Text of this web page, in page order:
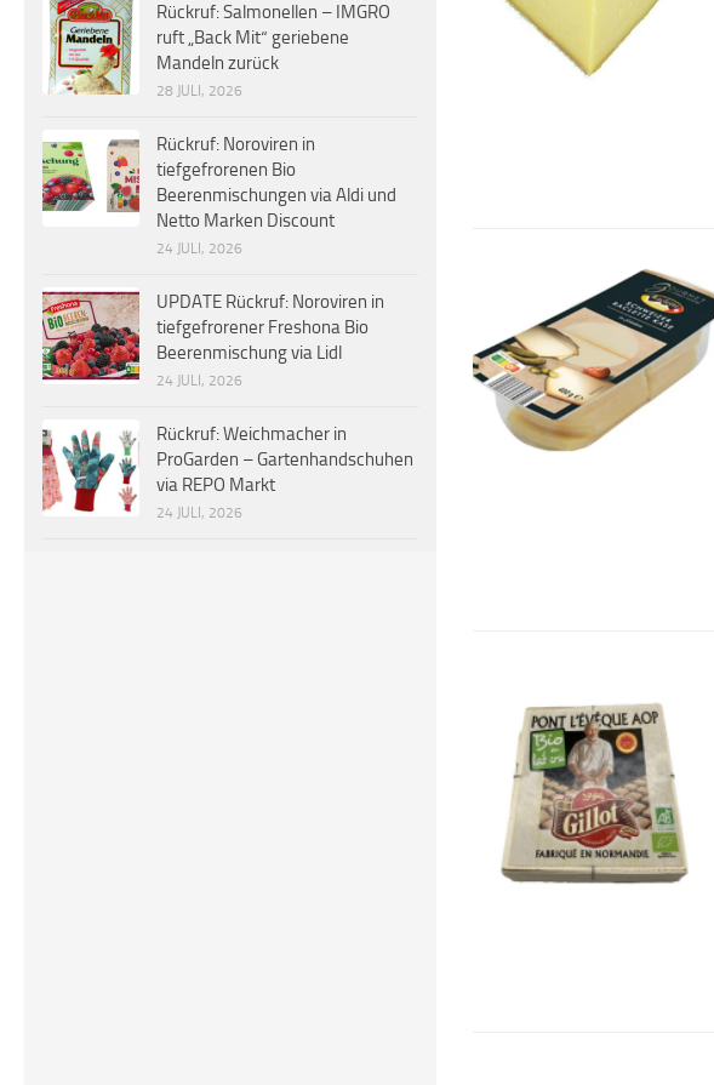
Rückruf: Salmonellen – IMGRO
ruft „Back Mit“ geriebene
Mandeln zurück
28 JULI, 2026
Rückruf: Noroviren in
tiefgefrorenen Bio
Beerenmischungen via Aldi und
Netto Marken Discount
24 JULI, 2026
UPDATE Rückruf: Noroviren in
tiefgefrorener Freshona Bio
Beerenmischung via Lidl
24 JULI, 2026
Rückruf: Weichmacher in
ProGarden – Gartenhandschuhen
via REPO Markt
24 JULI, 2026